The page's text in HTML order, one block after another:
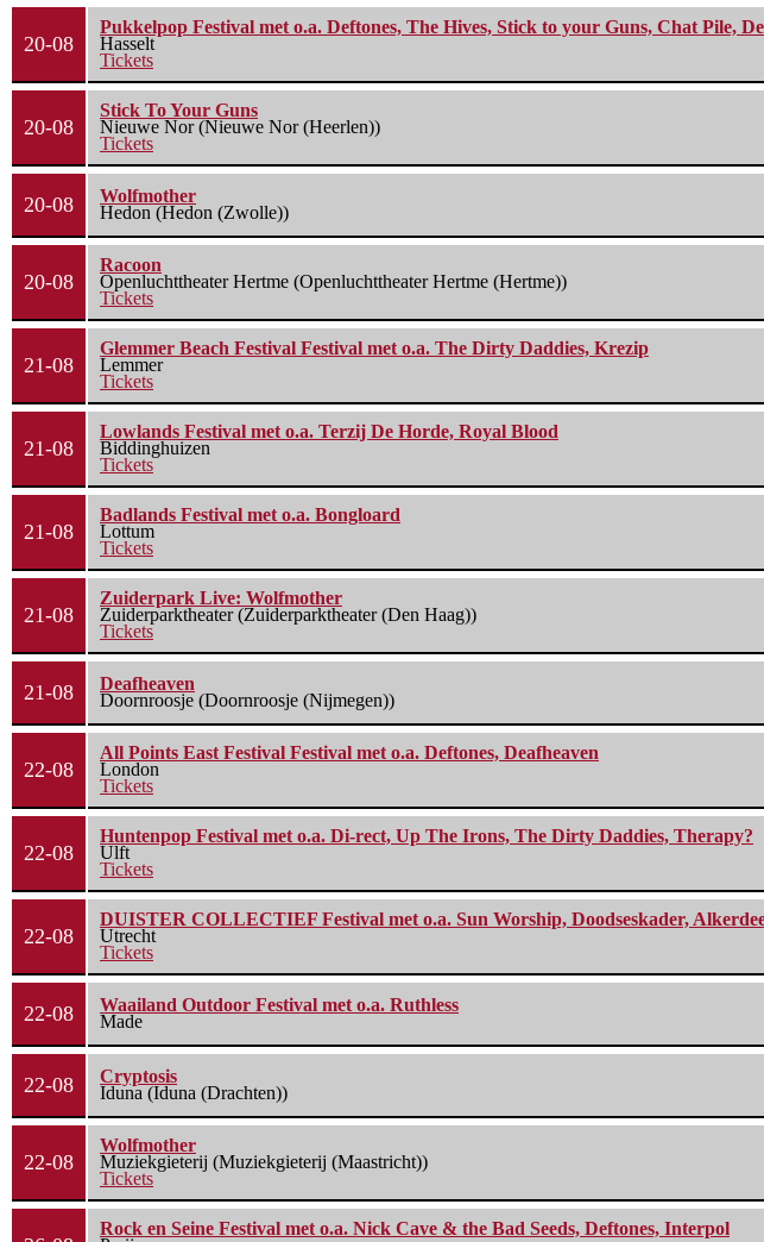
20-08
Pukkelpop Festival met o.a. Deftones, The Hives, Stick to your Guns, Chat Pile,
Hasselt
Tickets
20-08
Stick To Your Guns
Nieuwe Nor (Nieuwe Nor (Heerlen))
Tickets
20-08
Wolfmother
Hedon (Hedon (Zwolle))
20-08
Racoon
Openluchttheater Hertme (Openluchttheater Hertme (Hertme))
Tickets
21-08
Glemmer Beach Festival Festival met o.a. The Dirty Daddies, Krezip
Lemmer
Tickets
21-08
Lowlands Festival met o.a. Terzij De Horde, Royal Blood
Biddinghuizen
Tickets
21-08
Badlands Festival met o.a. Bongloard
Lottum
Tickets
21-08
Zuiderpark Live: Wolfmother
Zuiderparktheater (Zuiderparktheater (Den Haag))
Tickets
21-08
Deafheaven
Doornroosje (Doornroosje (Nijmegen))
22-08
All Points East Festival Festival met o.a. Deftones, Deafheaven
London
Tickets
22-08
Huntenpop Festival met o.a. Di-rect, Up The Irons, The Dirty Daddies, Therapy?
Ulft
Tickets
22-08
DUISTER COLLECTIEF Festival met o.a. Sun Worship, Doodseskader,
Utrecht
Tickets
22-08
Waailand Outdoor Festival met o.a. Ruthless
Made
22-08
Cryptosis
Iduna (Iduna (Drachten))
22-08
Wolfmother
Muziekgieterij (Muziekgieterij (Maastricht))
Tickets
Rock en Seine Festival met o.a. Nick Cave & the Bad Seeds, Deftones, Interpol